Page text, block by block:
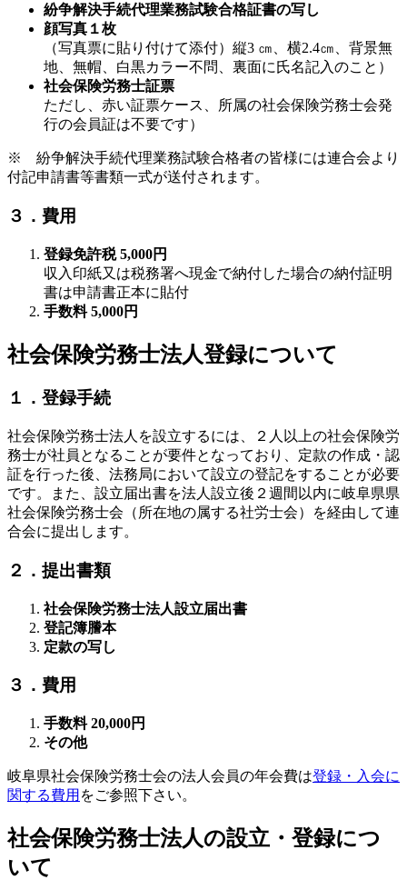
紛争解決手続代理業務試験合格証書の写し
顔写真１枚
（写真票に貼り付けて添付）縦3 ㎝、横2.4㎝、背景無
地、無帽、白黒カラー不問、裏面に氏名記入のこと）
社会保険労務士証票
ただし、赤い証票ケース、所属の社会保険労務士会発
行の会員証は不要です）
※ 紛争解決手続代理業務試験合格者の皆様には連合会より
付記申請書等書類一式が送付されます。
３．費用
登録免許税 5,000円
収入印紙又は税務署へ現金で納付した場合の納付証明
書は申請書正本に貼付
手数料 5,000円
社会保険労務士法人登録について
１．登録手続
社会保険労務士法人を設立するには、２人以上の社会保険労
務士が社員となることが要件となっており、定款の作成・認
証を行った後、法務局において設立の登記をすることが必要
です。また、設立届出書を法人設立後２週間以内に岐阜県県
社会保険労務士会（所在地の属する社労士会）を経由して連
合会に提出します。
２．提出書類
社会保険労務士法人設立届出書
登記簿謄本
定款の写し
３．費用
手数料 20,000円
その他
岐阜県社会保険労務士会の法人会員の年会費は登録・入会に
関する費用 をご参照下さい。
社会保険労務士法人の設立・登録につ
いて